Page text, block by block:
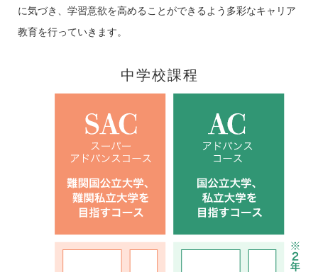
に気づき、学習意欲を高めることができるよう多彩なキャリア
教育を行っていきます。
中学校課程